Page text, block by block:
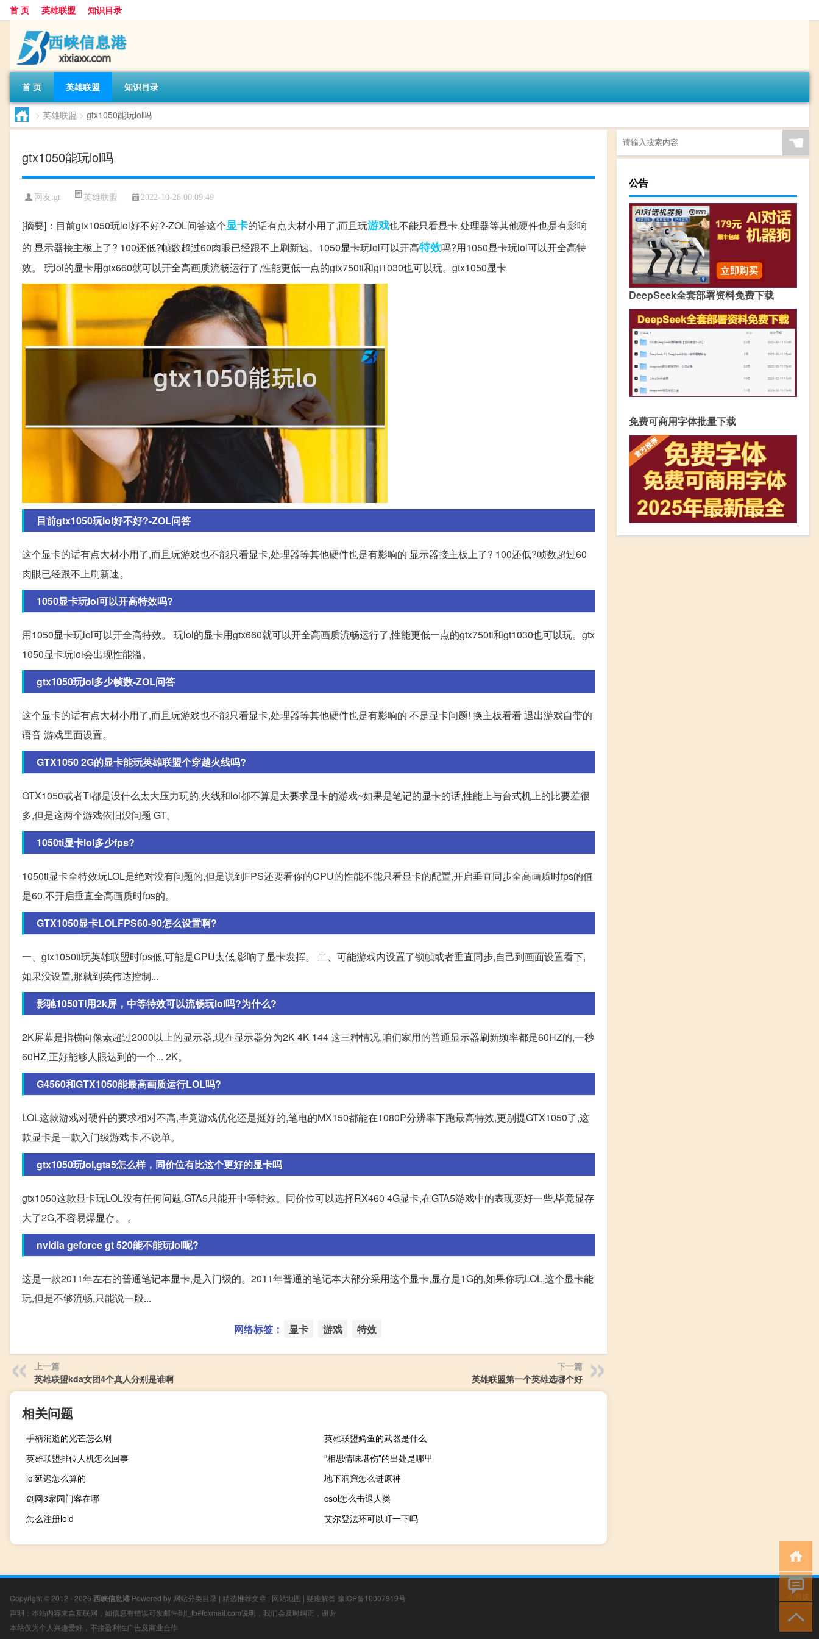
首 页 英雄联盟 知识目录
首 页 英雄联盟 知识目录
> 英雄联盟 > gtx1050能玩lol吗
gtx1050能玩lol吗
网友:gt 英雄联盟 2022-10-28 00:09:49
[摘要]：目前gtx1050玩lol好不好?-ZOL问答这个显卡的话有点大材小用了,而且玩游戏也不能只看显卡,处理器等其他硬件也是有影响
的 显示器接主板上了? 100还低?帧数超过60肉眼已经跟不上刷新速。1050显卡玩lol可以开高特效吗?用1050显卡玩lol可以开全高特
效。 玩lol的显卡用gtx660就可以开全高画质流畅运行了,性能更低一点的gtx750ti和gt1030也可以玩。gtx1050显卡
目前gtx1050玩lol好不好?-ZOL问答
这个显卡的话有点大材小用了,而且玩游戏也不能只看显卡,处理器等其他硬件也是有影响的 显示器接主板上了? 100还低?帧数超过60
肉眼已经跟不上刷新速。
1050显卡玩lol可以开高特效吗?
用1050显卡玩lol可以开全高特效。 玩lol的显卡用gtx660就可以开全高画质流畅运行了,性能更低一点的gtx750ti和gt1030也可以玩。gtx
1050显卡玩lol会出现性能溢。
gtx1050玩lol多少帧数-ZOL问答
这个显卡的话有点大材小用了,而且玩游戏也不能只看显卡,处理器等其他硬件也是有影响的 不是显卡问题! 换主板看看 退出游戏自带的
语音 游戏里面设置。
GTX1050 2G的显卡能玩英雄联盟个穿越火线吗?
GTX1050或者Ti都是没什么太大压力玩的,火线和lol都不算是太要求显卡的游戏~如果是笔记的显卡的话,性能上与台式机上的比要差很
多,但是这两个游戏依旧没问题 GT。
1050ti显卡lol多少fps?
1050ti显卡全特效玩LOL是绝对没有问题的,但是说到FPS还要看你的CPU的性能不能只看显卡的配置,开启垂直同步全高画质时fps的值
是60,不开启垂直全高画质时fps的。
GTX1050显卡LOLFPS60-90怎么设置啊?
一、gtx1050ti玩英雄联盟时fps低,可能是CPU太低,影响了显卡发挥。 二、可能游戏内设置了锁帧或者垂直同步,自己到画面设置看下,
如果没设置,那就到英伟达控制...
影驰1050TI用2k屏，中等特效可以流畅玩lol吗?为什么?
2K屏幕是指横向像素超过2000以上的显示器,现在显示器分为2K 4K 144 这三种情况,咱们家用的普通显示器刷新频率都是60HZ的,一秒
60HZ,正好能够人眼达到的一个... 2K。
G4560和GTX1050能最高画质运行LOL吗?
LOL这款游戏对硬件的要求相对不高,毕竟游戏优化还是挺好的,笔电的MX150都能在1080P分辨率下跑最高特效,更别提GTX1050了,这
款显卡是一款入门级游戏卡,不说单。
gtx1050玩lol,gta5怎么样，同价位有比这个更好的显卡吗
gtx1050这款显卡玩LOL没有任何问题,GTA5只能开中等特效。同价位可以选择RX460 4G显卡,在GTA5游戏中的表现要好一些,毕竟显存
大了2G,不容易爆显存。 。
nvidia geforce gt 520能不能玩lol呢?
这是一款2011年左右的普通笔记本显卡,是入门级的。2011年普通的笔记本大部分采用这个显卡,显存是1G的,如果你玩LOL,这个显卡能
玩,但是不够流畅,只能说一般...
网络标签： 显卡 游戏 特效
上一篇
英雄联盟kda女团4个真人分别是谁啊
下一篇
英雄联盟第一个英雄选哪个好
相关问题
手柄消逝的光芒怎么刷
英雄联盟鳄鱼的武器是什么
英雄联盟排位人机怎么回事
“相思情味堪伤”的出处是哪里
lol延迟怎么算的
地下洞窟怎么进原神
剑网3家园门客在哪
csol怎么击退人类
怎么注册lold
艾尔登法环可以叮一下吗
☚
公告
DeepSeek全套部署资料免费下载
免费可商用字体批量下载
Copyright © 2012 - 2026 西峡信息港 Powered by 网站分类目录 | 精选推荐文章 | 网站地图 | 疑难解答 豫ICP备10007919号
声明：本站内容来自互联网，如信息有错误可发邮件到f_fb#foxmail.com说明，我们会及时纠正，谢谢
本站仅为个人兴趣爱好，不接盈利性广告及商业合作
小男孩